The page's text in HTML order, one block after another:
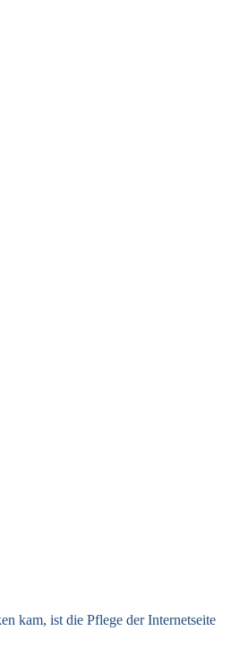
kam, ist die Pflege der Internetseite